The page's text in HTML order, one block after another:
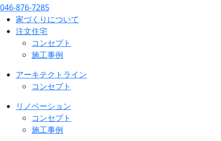
046-876-7285
家づくりについて
注文住宅
コンセプト
施工事例
アーキテクトライン
コンセプト
リノベーション
コンセプト
施工事例